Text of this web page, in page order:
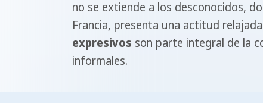
no se extiende a los desconocidos,
Francia, presenta una actitud
expresivos son parte integral de la
informales.